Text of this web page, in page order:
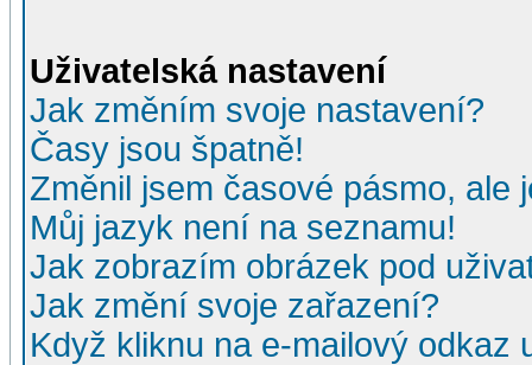
Uživatelská nastavení
Jak změním svoje nastavení?
Časy jsou špatně!
Změnil jsem časové pásmo, ale
Můj jazyk není na seznamu!
Jak zobrazím obrázek pod
Jak změní svoje zařazení?
Když kliknu na e-mailový odkaz